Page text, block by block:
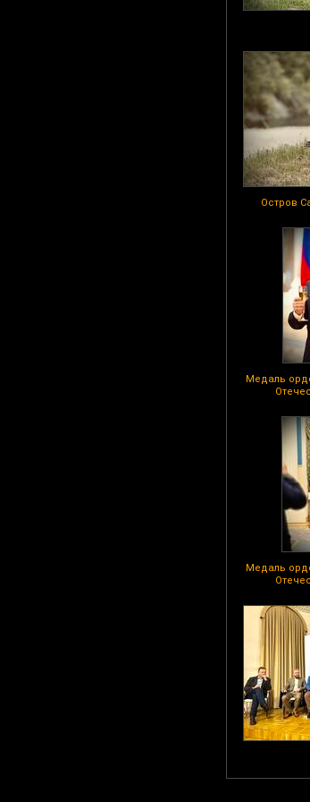
Остров
Медаль
Медаль